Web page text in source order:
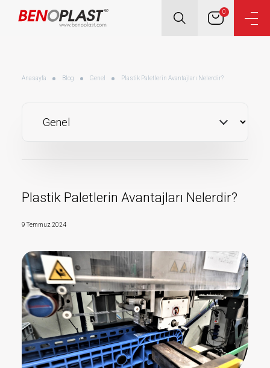
0
Anasayfa Blog Genel Plastik Paletlerin Avantajları Nelerdir?
Plastik Paletlerin Avantajları Nelerdir?
9 Temmuz 2024